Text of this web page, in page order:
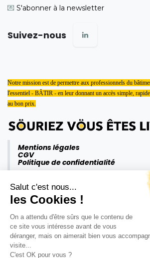
Salut c'est nous...
les Cookies !
On a attendu d'être sûrs que le contenu de
ce site vous intéresse avant de vous
déranger, mais on aimerait bien vous
visite...
C'est OK pour vous ?
💌 S'abonner à la newsletter
Suivez-nous
Notre mission est de permettre aux professionnels du
l'essentiel - BÂTIR - en leur donnant un accès simple,
au bon prix.
Mentions légales
CGV
Politique de confidentialité